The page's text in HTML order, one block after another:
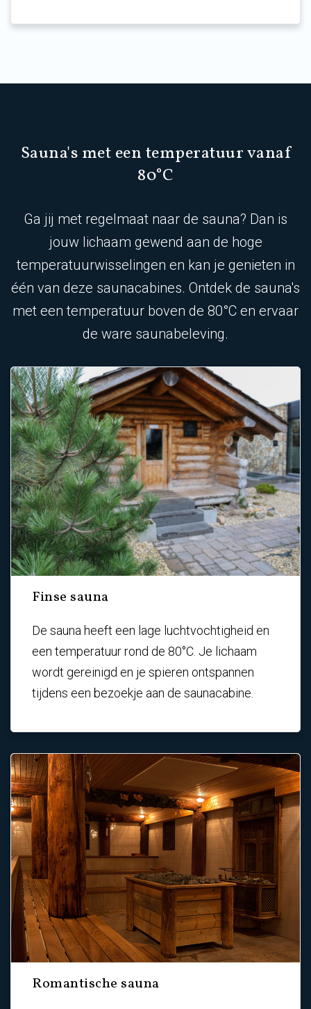
Sauna's met een temperatuur vanaf
80°C
Ga jij met regelmaat naar de sauna? Dan is
jouw lichaam gewend aan de hoge
temperatuurwisselingen en kan je genieten in
één van deze saunacabines. Ontdek de sauna's
met een temperatuur boven de 80°C en ervaar
de ware saunabeleving.
Finse sauna
De sauna heeft een lage luchtvochtigheid en
een temperatuur rond de 80°C. Je lichaam
wordt gereinigd en je spieren ontspannen
tijdens een bezoekje aan de saunacabine.
Romantische sauna